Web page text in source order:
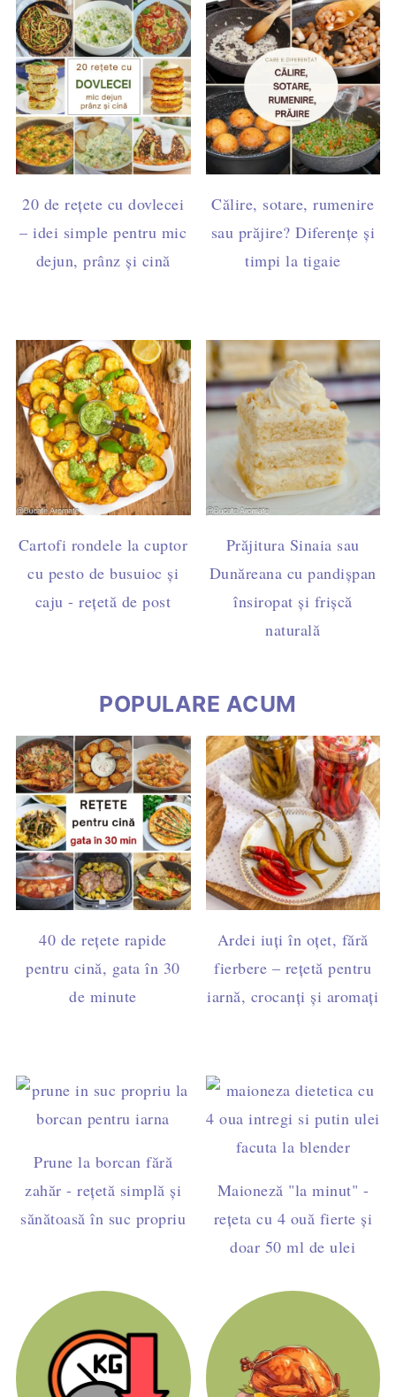
20 de rețete cu dovlecei
– idei simple pentru mic
dejun, prânz și cină
Călire, sotare, rumenire
sau prăjire? Diferențe și
timpi la tigaie
Cartofi rondele la cuptor
cu pesto de busuioc și
caju - rețetă de post
Prăjitura Sinaia sau
Dunăreana cu pandișpan
însiropat și frișcă
naturală
POPULARE ACUM
40 de rețete rapide
pentru cină, gata în 30
de minute
Ardei iuți în oțet, fără
fierbere – rețetă pentru
iarnă, crocanți și aromați
Prune la borcan fără
zahăr - rețetă simplă și
sănătoasă în suc propriu
Maioneză "la minut" -
rețeta cu 4 ouă fierte și
doar 50 ml de ulei